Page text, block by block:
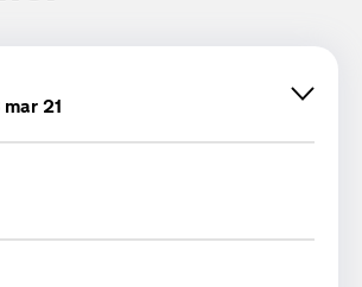
21
'21